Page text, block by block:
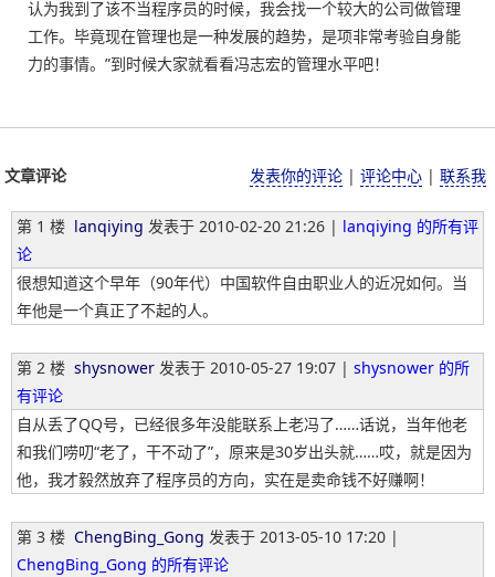
认为我到了该不当程序员的时候，我会找一个较大的公司做管理
工作。毕竟现在管理也是一种发展的趋势，是项非常考验自身能
力的事情。”到时候大家就看看冯志宏的管理水平吧！
文章评论 发表你的评论 | 评论中心 | 联系我
第 1 楼 lanqiying 发表于 2010-02-20 21:26 | lanqiying 的所有评
论
很想知道这个早年（90年代）中国软件自由职业人的近况如何。当
年他是一个真正了不起的人。
第 2 楼 shysnower 发表于 2010-05-27 19:07 | shysnower 的所
有评论
自从丢了QQ号，已经很多年没能联系上老冯了……话说，当年他老
和我们唠叨“老了，干不动了”，原来是30岁出头就……哎，就是因为
他，我才毅然放弃了程序员的方向，实在是卖命钱不好赚啊！
第 3 楼 ChengBing_Gong 发表于 2013-05-10 17:20 |
ChengBing_Gong 的所有评论